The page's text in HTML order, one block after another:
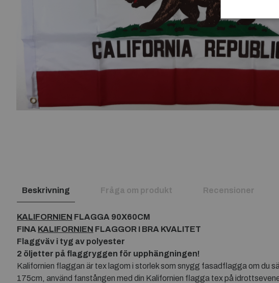
Beskrivning Fråga om produkt Recensioner
KALIFORNIEN FLAGGA 90X60CM
FINA KALIFORNIEN FLAGGOR I BRA KVALITET
Flaggväv i tyg av polyester
2 öljetter på flaggryggen för upphängningen!
Kalifornien flaggan är tex lagom i storlek som snygg fasadflagga om du
175cm, använd fanstången med din Kalifornien flagga tex på